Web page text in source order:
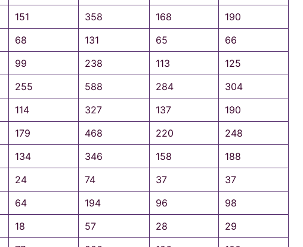
151 358 168
190
68 131 65
66
99 238 113
125
255 588 284
304
114 327 137
190
179 468 220
248
134 346 158
188
24 74 37
37
64 194 96
98
18 57 28
29